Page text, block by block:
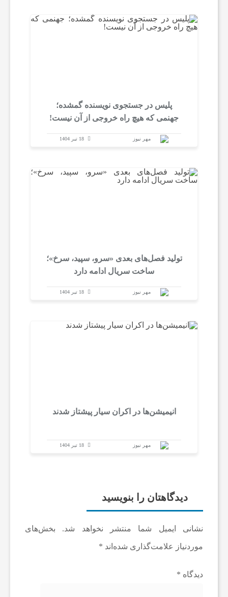
پلیس در جستجوی نویسنده گمشده؛
جهنمی که هیچ راه خروجی از آن نیست!
مهر نیوز 18 تیر 1404
تولید فصل‌های بعدی «سرو، سپید، سرخ»؛
ساخت سریال ادامه دارد
مهر نیوز 18 تیر 1404
انیمیشن‌ها در اکران سیار پیشتاز شدند
مهر نیوز 18 تیر 1404
دیدگاهتان را بنویسید
نشانی ایمیل شما منتشر نخواهد شد. بخش‌های
موردنیاز علامت‌گذاری شده‌اند *
دیدگاه *